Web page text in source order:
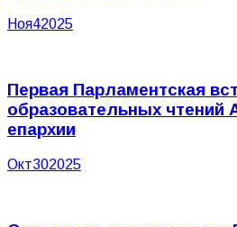
Ноя42025
Первая Парламентская
образовательных чтений
епархии
Окт302025